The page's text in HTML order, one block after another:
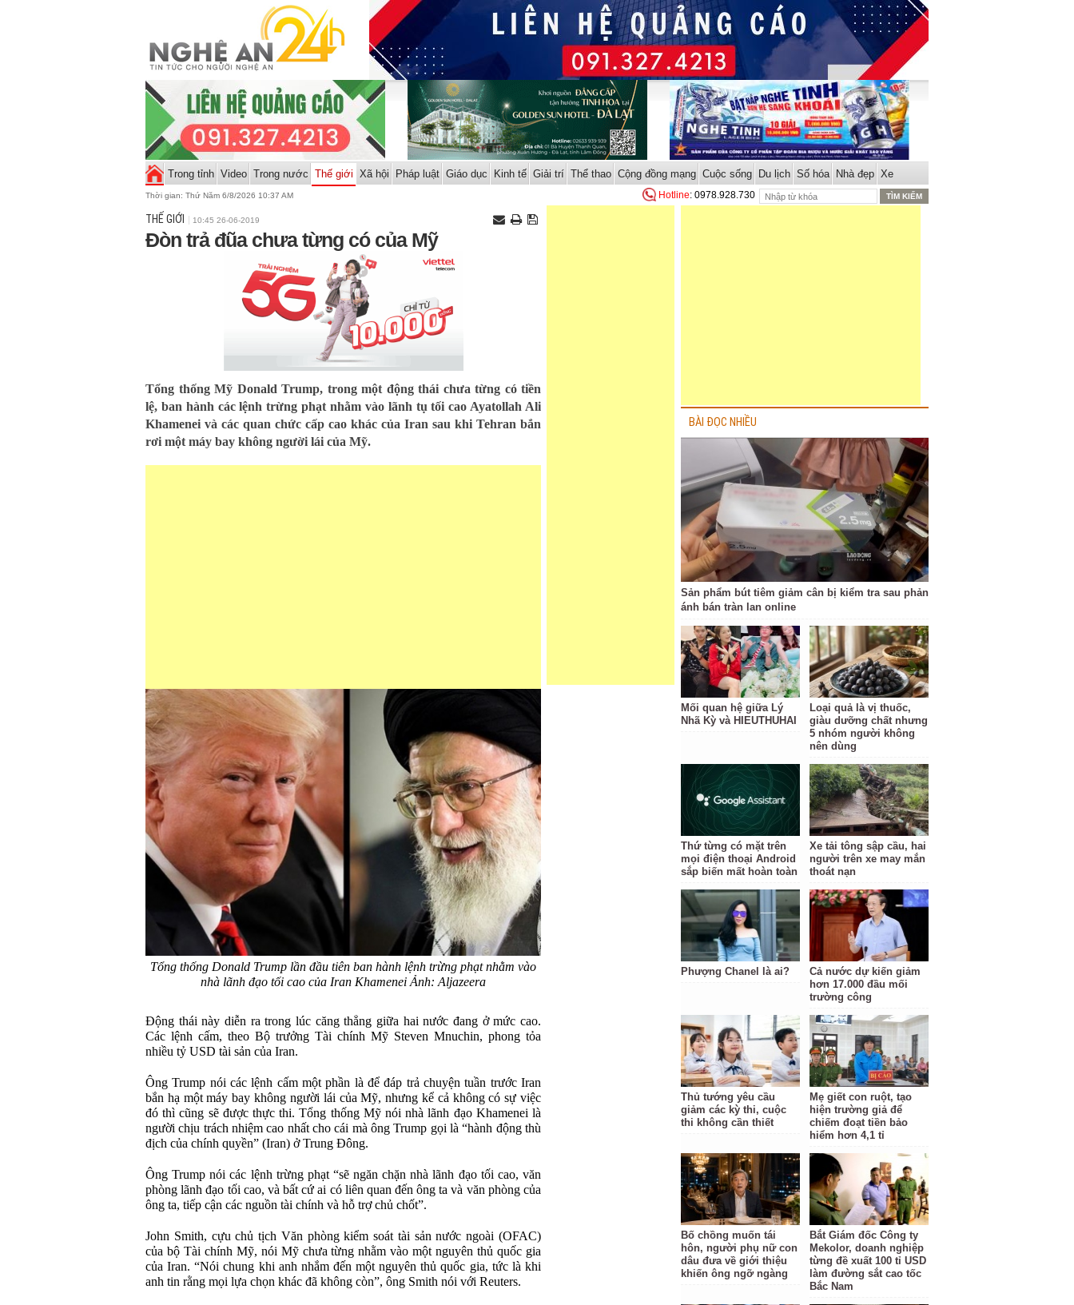
Trong tỉnh Video Trong nước Thế giới Xã hội Pháp luật Giáo dục Kinh tế Giải trí Thể thao Cộng đồng mạng Cuộc sống Du lịch Số hóa Nhà đẹp Xe
Thời gian: Thứ Năm 6/8/2026 10:37 AM Hotline: 0978.928.730
THẾ GIỚI 10:45 26-06-2019
Đòn trả đũa chưa từng có của Mỹ
Tổng thống Mỹ Donald Trump, trong một động thái chưa từng có tiền
lệ, ban hành các lệnh trừng phạt nhằm vào lãnh tụ tối cao Ayatollah Ali
Khamenei và các quan chức cấp cao khác của Iran sau khi Tehran bắn
rơi một máy bay không người lái của Mỹ.
Tổng thống Donald Trump lần đầu tiên ban hành lệnh trừng phạt nhằm vào
nhà lãnh đạo tối cao của Iran Khamenei Ảnh: Aljazeera
Động thái này diễn ra trong lúc căng thẳng giữa hai nước đang ở mức cao.
Các lệnh cấm, theo Bộ trưởng Tài chính Mỹ Steven Mnuchin, phong tỏa
nhiều tỷ USD tài sản của Iran.
Ông Trump nói các lệnh cấm một phần là để đáp trả chuyện tuần trước Iran
bắn hạ một máy bay không người lái của Mỹ, nhưng kể cả không có sự việc
đó thì cũng sẽ được thực thi. Tổng thống Mỹ nói nhà lãnh đạo Khamenei là
người chịu trách nhiệm cao nhất cho cái mà ông Trump gọi là “hành động thù
địch của chính quyền” (Iran) ở Trung Đông.
Ông Trump nói các lệnh trừng phạt “sẽ ngăn chặn nhà lãnh đạo tối cao, văn
phòng lãnh đạo tối cao, và bất cứ ai có liên quan đến ông ta và văn phòng của
ông ta, tiếp cận các nguồn tài chính và hỗ trợ chủ chốt”.
John Smith, cựu chủ tịch Văn phòng kiểm soát tài sản nước ngoài (OFAC)
của bộ Tài chính Mỹ, nói Mỹ chưa từng nhằm vào một nguyên thủ quốc gia
của Iran. “Nói chung khi anh nhắm đến một nguyên thủ quốc gia, tức là khi
anh tin rằng mọi lựa chọn khác đã không còn”, ông Smith nói với Reuters.
BÀI ĐỌC NHIỀU
Sản phẩm bút tiêm giảm cân bị kiểm tra sau phản
ánh bán tràn lan online
Mối quan hệ giữa Lý
Nhã Kỳ và HIEUTHUHAI
Loại quả là vị thuốc,
giàu dưỡng chất nhưng
5 nhóm người không
nên dùng
Thứ từng có mặt trên
mọi điện thoại Android
sắp biến mất hoàn toàn
Xe tải tông sập cầu, hai
người trên xe may mắn
thoát nạn
Phượng Chanel là ai?
Cả nước dự kiến giảm
hơn 17.000 đầu mối
trường công
Thủ tướng yêu cầu
giảm các kỳ thi, cuộc
thi không cần thiết
Mẹ giết con ruột, tạo
hiện trường giả để
chiếm đoạt tiền bảo
hiểm hơn 4,1 tỉ
Bố chồng muốn tái
hôn, người phụ nữ con
dâu đưa về giới thiệu
khiến ông ngỡ ngàng
Bắt Giám đốc Công ty
Mekolor, doanh nghiệp
từng đề xuất 100 tỉ USD
làm đường sắt cao tốc
Bắc Nam